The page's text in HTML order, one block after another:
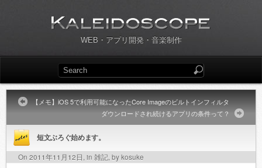
WEB・アプリ開発・音楽制作
【メモ】iOS 5で利用可能になったCore Imageのビルトインフィルタ
ダウンロードされ続けるアプリの条件って？
短文ぶろぐ始めます。
On 2011年11月12日, in 雑記, by kosuke